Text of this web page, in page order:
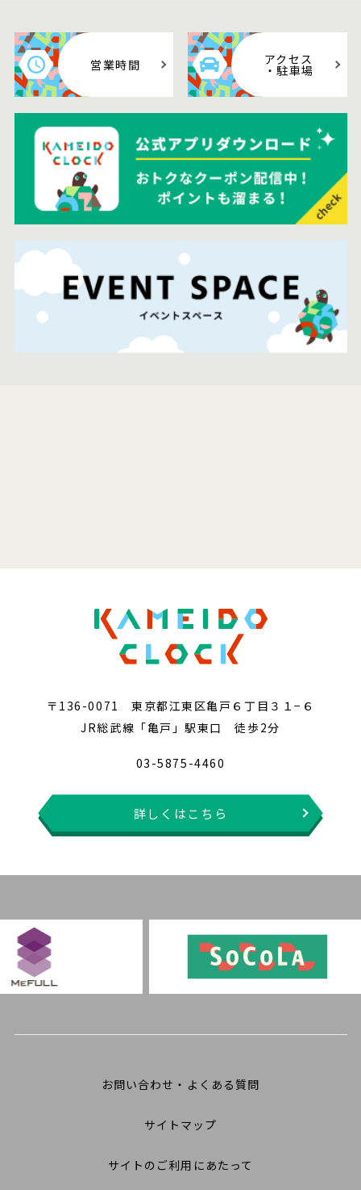
営業時間 アクセス
・駐車場
〒136-0071 東京都江東区亀戸６丁目３１−６
JR総武線「亀戸」駅東口 徒歩2分
03-5875-4460
詳しくはこちら
お問い合わせ・よくある質問
サイトマップ
サイトのご利用にあたって